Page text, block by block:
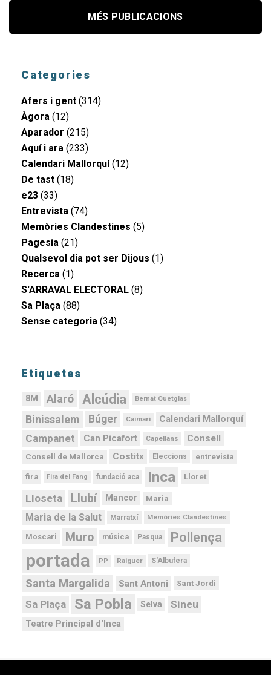
MÉS PUBLICACIONS
Categories
Afers i gent (314)
Àgora (12)
Aparador (215)
Aquí i ara (233)
Calendari Mallorquí(12)
De tast (18)
e23 (33)
Entrevista (74)
Memòries Clandestines (5)
Pagesia (21)
Qualsevol dia pot ser Dijous (1)
Recerca (1)
S'ARRAVAL ELECTORAL (8)
Sa Plaça (88)
Sense categoria (34)
Etiquetes
8M Alaró Alcúdia Bernat Quetglas
Binissalem Búger Caimari Calendari Mallorquí
Campanet Can Picafort Capellans Consell
Consell de Mallorca Costitx Eleccions entrevista
fira Fira del Fang fundació aca Inca Lloret
Lloseta Llubí Mancor Maria
Maria de la Salut Marratxí Memòries Clandestines
Moscari Muro música Pasqua Pollença
portada PP Raiguer S'Albufera
Santa Margalida Sant Antoni Sant Jordi
Sa Plaça Sa Pobla Selva Sineu
Teatre Principal d'Inca